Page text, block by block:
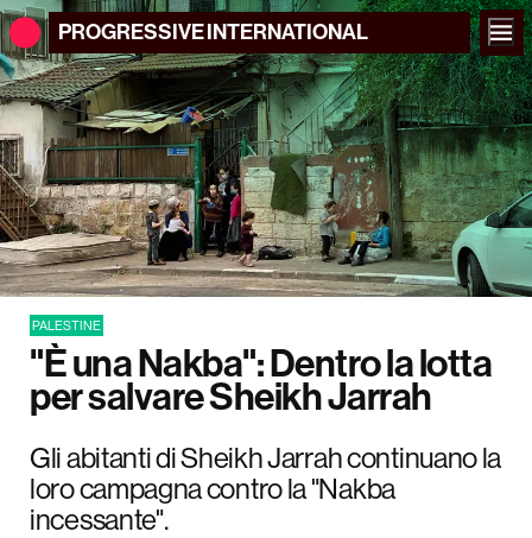
PROGRESSIVEINTERNATIONAL
PALESTINE
"È una Nakba": Dentro la lotta
per salvare Sheikh Jarrah
Gli abitanti di Sheikh Jarrah continuano la
loro campagna contro la "Nakba
incessante".